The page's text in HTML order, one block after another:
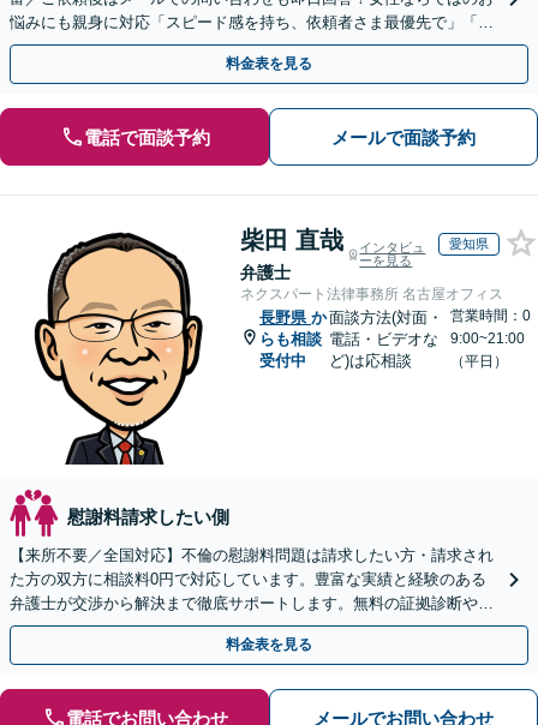
悩みにも親身に対応「スピード感を持ち、依頼者さま最優先で」「事
務所内の他の弁護士と連携」
料金表を見る
電話で面談予約 メールで面談予約
柴田 直哉
弁護士
インタビュ
ーを見る
愛知県
ネクスパート法律事務所 名古屋オフィス
長野県 か
らも相談
受付中
面談方法(対面・
電話・ビデオな
ど)は応相談
営業時間：0
9:00~21:00
（平日）
慰謝料請求したい側
【来所不要／全国対応】不倫の慰謝料問題は請求したい方・請求され
た方の双方に相談料0円で対応しています。豊富な実績と経験のある
弁護士が交渉から解決まで徹底サポートします。無料の証拠診断や着
手金の返還保証もありますので安心してご相談ください。
料金表を見る
電話でお問い合わせ メールでお問い合わせ